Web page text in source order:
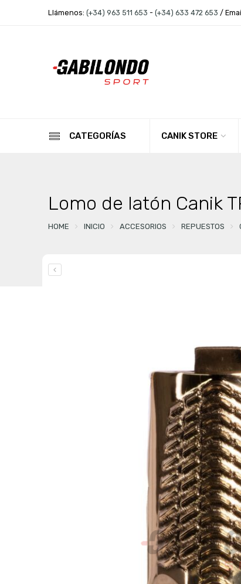
Llámenos: (+34) 963 511 653 - (+34) 633 472 653 /
CATEGORÍAS CANIK STORE
Lomo de latón Canik
HOME INICIO ACCESORIOS REPUESTOS